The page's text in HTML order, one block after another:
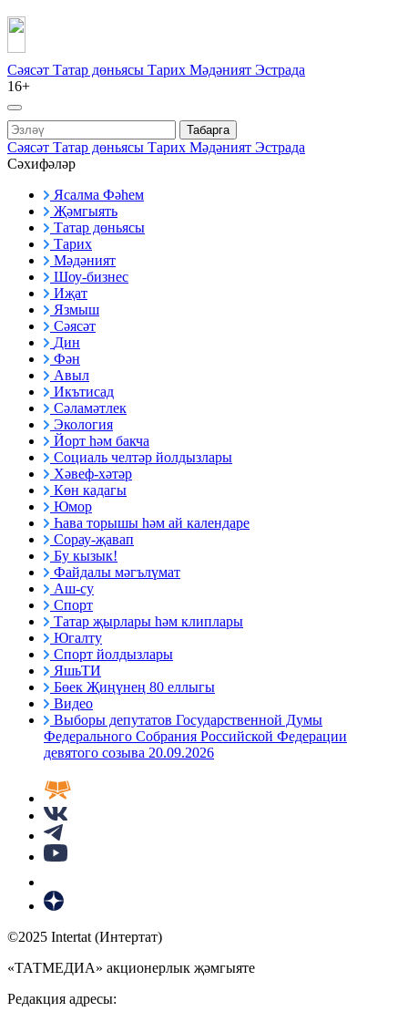
Сәясәт Татар дөньясы Тарих Мәдәният Эстрада
16+
Табарга
Сәясәт Татар дөньясы Тарих Мәдәният Эстрада
Сәхифәләр
Ясалма Фәһем
Җәмгыять
Татар дөньясы
Тарих
Мәдәният
Шоу-бизнес
Иҗат
Язмыш
Сәясәт
Дин
Фән
Авыл
Икътисад
Сәламәтлек
Экология
Йорт һәм бакча
Социаль челтәр йолдызлары
Хәвеф-хәтәр
Көн кадагы
Юмор
Һава торышы һәм ай календаре
Сорау-җавап
Бу кызык!
Файдалы мәгълүмат
Аш-су
Спорт
Татар җырлары һәм клиплары
Югалту
Спорт йолдызлары
ЯшьТИ
Бөек Җиңүнең 80 еллыгы
Видео
Выборы депутатов Государственной Думы
Федерального Собрания Российской Федерации
девятого созыва 20.09.2026
©2025 Intertat (Интертат)
«ТАТМЕДИА» акционерлык җәмгыяте
Редакция адресы: